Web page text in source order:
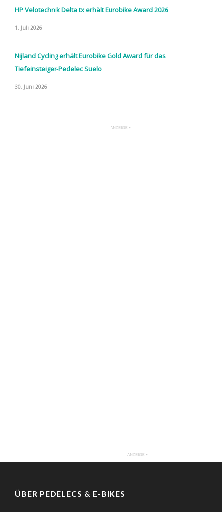
HP Velotechnik Delta tx erhält Eurobike Award 2026
1. Juli 2026
Nijland Cycling erhält Eurobike Gold Award für das
Tiefeinsteiger-Pedelec Suelo
30. Juni 2026
ÜBER PEDELECS & E-BIKES